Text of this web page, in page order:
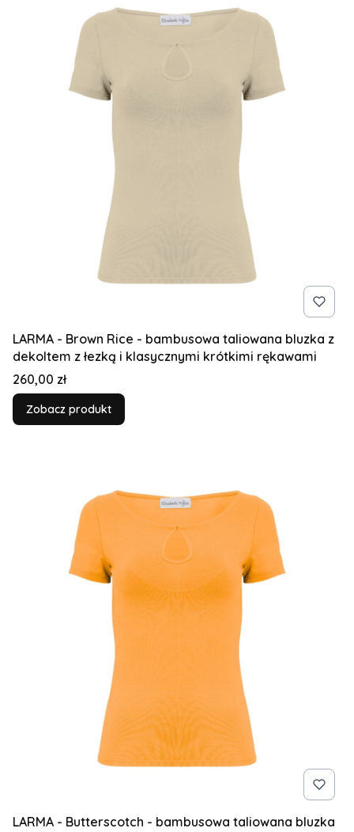
LARMA - Brown Rice - bambusowa taliowana bluzka z
dekoltem z łezką i klasycznymi krótkimi rękawami
Cena
260,00 zł
Zobacz produkt
LARMA - Butterscotch - bambusowa taliowana bluzka